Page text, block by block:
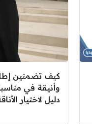
كيف تضمنين
وأنيقة في
دليل لاختيار